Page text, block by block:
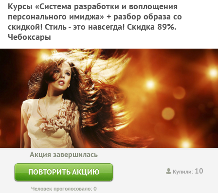
Курсы «Система разработки и воплощения
персонального имиджа» + разбор образа со
скидкой! Стиль - это навсегда! Скидка 89%.
Чебоксары
Купили: 10
Акция завершилась
ПОВТОРИТЬ АКЦИЮ
Человек проголосовало: 0